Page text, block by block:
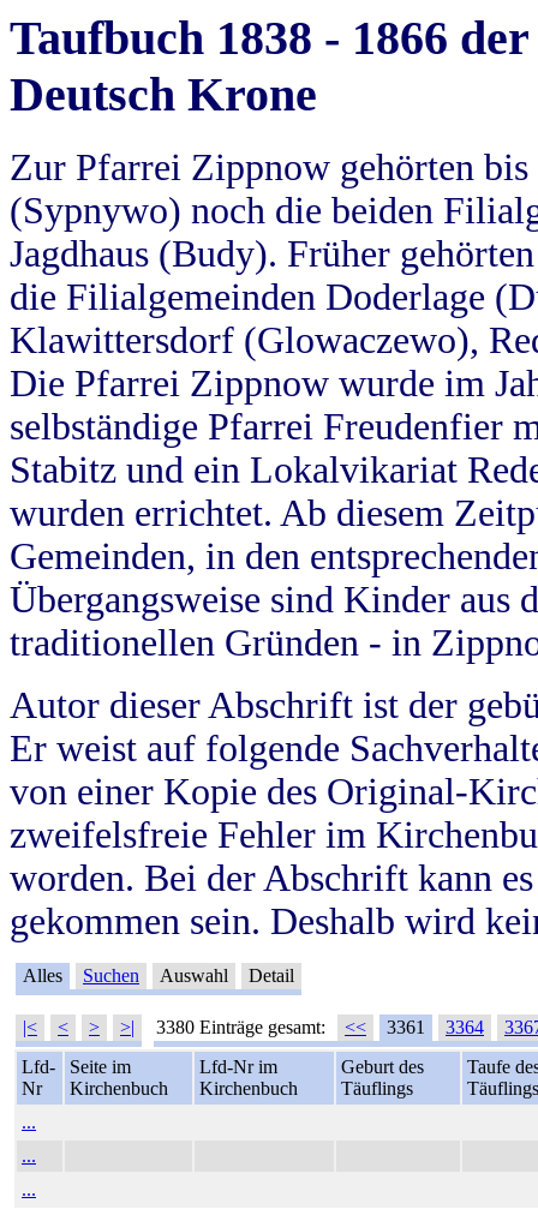
Taufbuch 1838 - 1866
Deutsch Krone
Zur Pfarrei Zippnow gehörten
(Sypnywo) noch die beiden
Jagdhaus (Budy). Früher
die Filialgemeinden Doderlage
Klawittersdorf (Glowaczewo),
Die Pfarrei Zippnow wurde im
selbständige Pfarrei Freudenfier
Stabitz und ein Lokalvikariat
wurden errichtet. Ab diesem
Gemeinden, in den
Übergangsweise sind Kinder aus
traditionellen Gründen - in
Autor dieser Abschrift ist der
Er weist auf folgende
von einer Kopie des Original-
zweifelsfreie Fehler im
worden. Bei der Abschrift kann
gekommen sein. Deshalb wird
Alles Suchen Auswahl Detail
|< < > >| 3380 Einträge gesamt: << 3361 3364
Lfd-
Nr
Seite im
Kirchenbuch
Lfd-Nr im
Kirchenbuch
Geburt des
Täuflings
Taufe
Täuflings
...
...
...